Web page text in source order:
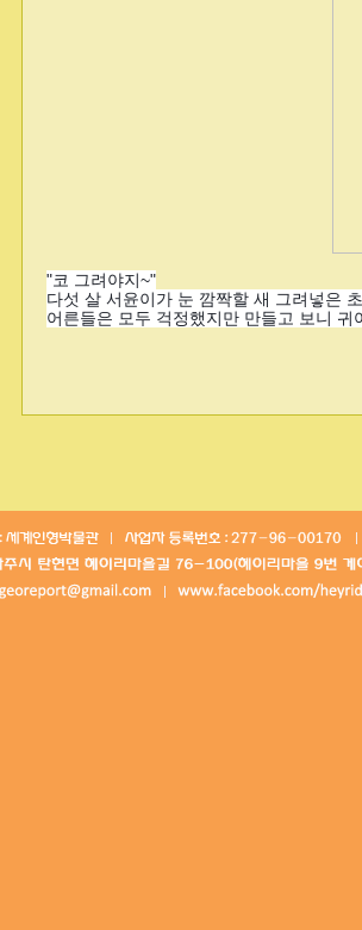
"코 그려야지~"
다섯 살 서윤이가 눈 깜짝할 새 그려넣은
어른들은 모두 걱정했지만 만들고 보니 귀